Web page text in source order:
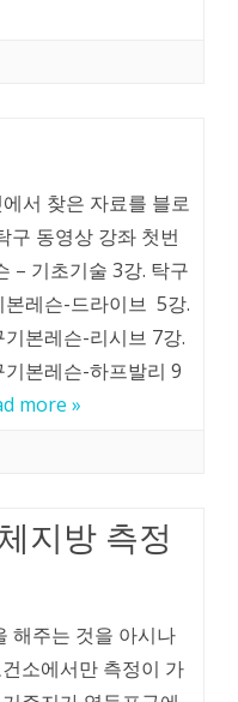
서 찾은 자료를 블로
구 동영상 강좌 첫번
– 기초기술 3강. 탁구
레슨-드라이브 5강.
본레슨-리시브 7강.
본레슨-하프발리 9
more »
지방 측정
해주는 것을 아시나
소에서만 측정이 가